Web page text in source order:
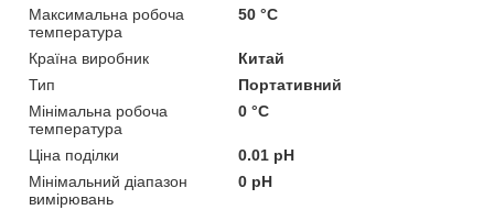
Максимальна робоча
температура
50 °С
Країна виробник
Китай
Тип
Портативний
Мінімальна робоча
температура
0 °С
Ціна поділки
0.01 pH
Мінімальний діапазон
вимірювань
0 pH